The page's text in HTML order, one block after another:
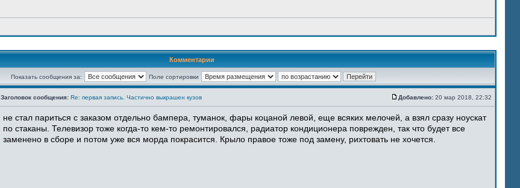
Комментарии
Показать сообщения за: Поле сортировки
Заголовок сообщения: Re: первая запись. Частично выкрашен кузов Добавлено: 20 мар 2018, 22:32
не стал париться с заказом отдельно бампера, туманок, фары коцаной левой, еще всяких мелочей, а взял сразу ноускат
по стаканы. Телевизор тоже когда-то кем-то ремонтировался, радиатор кондиционера поврежден, так что будет все
заменено в сборе и потом уже вся морда покрасится. Крыло правое тоже под замену, рихтовать не хочется.